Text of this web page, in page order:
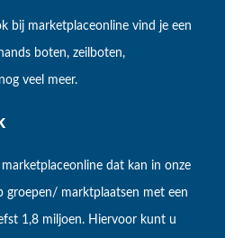
bij marketplaceonline vind je een
boten, zeilboten,
veel meer.
dat kan in onze
groepen/ marktplaatsen met een
1,8 miljoen. Hiervoor kunt u